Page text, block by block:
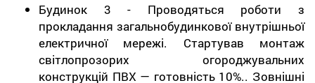
Будинок 3 - Проводяться роботи з
прокладання загальнобудинкової внутрішньої
електричної мережі. Стартував монтаж
світлопрозорих огороджувальних
конструкцій ПВХ — готовність 10%.. Зовнішні